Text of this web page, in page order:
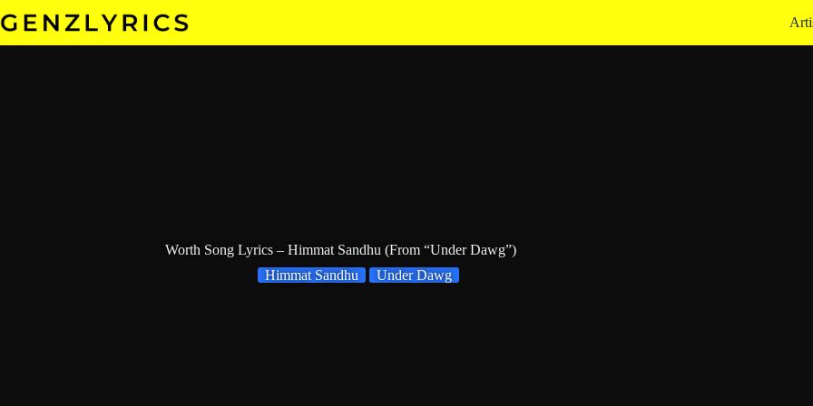
to
Worth Song Lyrics – Himmat Sandhu (From “Under Dawg”)
Himmat Sandhu
Under Dawg